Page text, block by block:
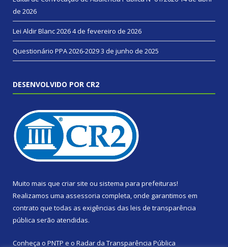
de 2026
Lei Aldir Blanc 20264 de fevereiro de 2026
Questionário PPA 2026-20293 de junho de 2025
DESENVOLVIDO POR CR2
Muito mais que criar site ou sistema para prefeituras!
Realizamos uma assessoria completa, onde garantimos em
contrato que todas as exigências das leis de transparência
pública serão atendidas.
Conheça o PNTP e o Radar da Transparência Pública